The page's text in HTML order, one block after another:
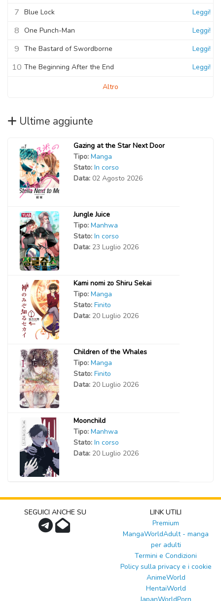
7 Blue Lock Leggi!
8 One Punch-Man Leggi!
9 The Bastard of Swordborne Leggi!
10 The Beginning After the End Leggi!
Altro
Ultime aggiunte
Gazing at the Star Next Door
Tipo: Manga
Stato: In corso
Data: 02 Agosto 2026
Jungle Juice
Tipo: Manhwa
Stato: In corso
Data: 23 Luglio 2026
Kami nomi zo Shiru Sekai
Tipo: Manga
Stato: Finito
Data: 20 Luglio 2026
Children of the Whales
Tipo: Manga
Stato: Finito
Data: 20 Luglio 2026
Moonchild
Tipo: Manhwa
Stato: In corso
Data: 20 Luglio 2026
SEGUICI ANCHE SU
LINK UTILI
Premium
MangaWorldAdult - manga
per adulti
Termini e Condizioni
Policy sulla privacy e i cookie
AnimeWorld
HentaiWorld